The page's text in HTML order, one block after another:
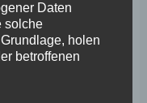
schon aus
seine
müssen, um
Daten
solche
holen
betroffenen